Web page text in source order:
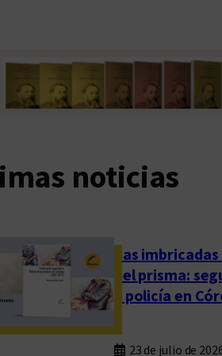
noticias
Las
del prisma:
y policía en
23 de julio de